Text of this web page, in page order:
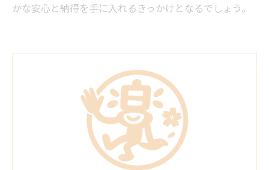
かな安心と納得を手に入れるきっかけとなるでしょう。